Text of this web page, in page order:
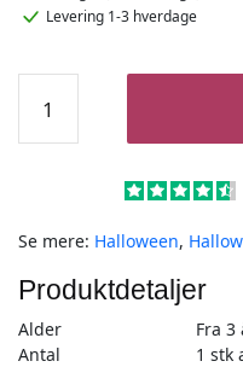
Levering 1-3 hverdage
Orange
-
Se mere: Halloween,
Produktdetaljer
Alder
Fra 3
Antal
1 stk